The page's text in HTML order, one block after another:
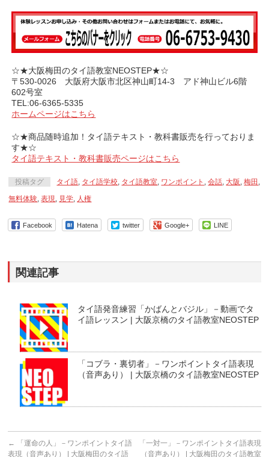
☆★大阪梅田のタイ語教室NEOSTEP★☆
〒530-0026 大阪府大阪市北区神山町14-3 アド神山ビル6階
602号室
TEL:06-6365-5335
ホームページはこちら
☆★商品随時追加！タイ語テキスト・教科書販売を行っておりま
す★☆
タイ語テキスト・教科書販売ページはこちら
投稿タグ タイ語 タイ語学校 タイ語教室 ワンポイント ,会話 大阪 ,梅田
無料体験 ,表現 見学 人権
Facebook Hatena twitter Google+ LINE
関連記事
タイ語発音練習「かばんとバジル」－動画でタ
イ語レッスン | 大阪京橋のタイ語教室NEOSTEP
「コブラ・裏切者」－ワンポイントタイ語表現
（音声あり） | 大阪京橋のタイ語教室NEOSTEP
←
「運命の人」－ワンポイントタイ語
表現（音声あり） | 大阪梅田のタイ語
「一対一」－ワンポイントタイ語表現
（音声あり） | 大阪梅田のタイ語教室